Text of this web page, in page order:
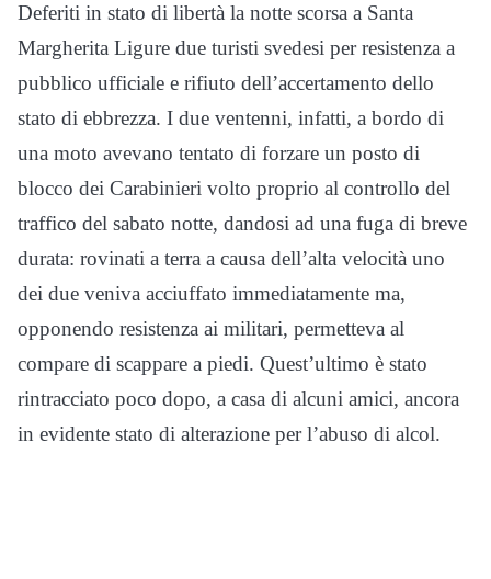
Deferiti in stato di libertà la notte scorsa a Santa
Margherita Ligure due turisti svedesi per resistenza a
pubblico ufficiale e rifiuto dell’accertamento dello
stato di ebbrezza. I due ventenni, infatti, a bordo di
una moto avevano tentato di forzare un posto di
blocco dei Carabinieri volto proprio al controllo del
traffico del sabato notte, dandosi ad una fuga di breve
durata: rovinati a terra a causa dell’alta velocità uno
dei due veniva acciuffato immediatamente ma,
opponendo resistenza ai militari, permetteva al
compare di scappare a piedi. Quest’ultimo è stato
rintracciato poco dopo, a casa di alcuni amici, ancora
in evidente stato di alterazione per l’abuso di alcol.